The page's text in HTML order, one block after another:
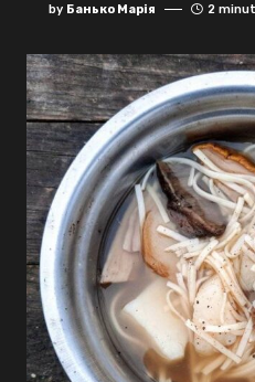
by Банько Марія 2